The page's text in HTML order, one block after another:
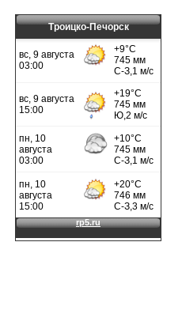
Троицко-Печорск